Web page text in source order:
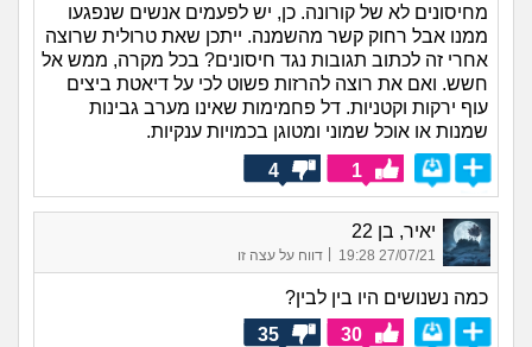
מחיסונים לא של קורונה. כן, יש לפעמים אנשים שנפגעו
ממנו אבל רחוק קשר מהשמנה. ייתכן שאת טרולית שרוצה
אחרי זה לכתוב תגובות נגד חיסונים? בכל מקרה, ממש אל
חשש. ואם את רוצה להרזות פשוט לכי על דיאטת ביצים
עוף ירקות וקטניות. דל פחמימות שאינו מערב גבינות
שמנות או אוכל שמוני ומטוגן בכמויות ענקיות.
1
4
יאיר, בן 22
27/07/21 19:28
| דווח על עצה זו
כמה נשנושים היו בין לבין?
30
35